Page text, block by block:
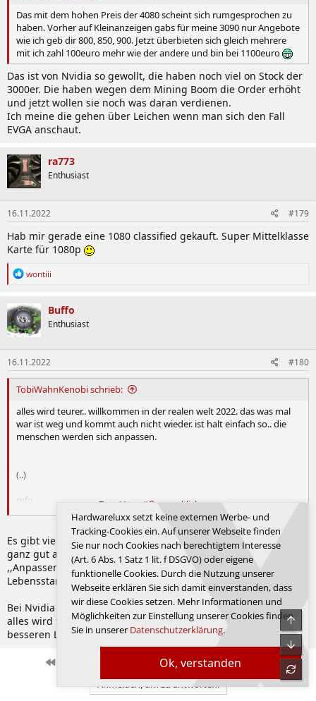
Das mit dem hohen Preis der 4080 scheint sich rumgesprochen zu
haben. Vorher auf Kleinanzeigen gabs für meine 3090 nur Angebote
wie ich geb dir 800, 850, 900. Jetzt überbieten sich gleich mehrere
mit ich zahl 100euro mehr wie der andere und bin bei 1100euro
Das ist von Nvidia so gewollt, die haben noch viel on Stock der
3000er. Die haben wegen dem Mining Boom die Order erhöht
und jetzt wollen sie noch was daran verdienen.
Ich meine die gehen über Leichen wenn man sich den Fall
EVGA anschaut.
ra773
Enthusiast
16.11.2022 #179
Hab mir gerade eine 1080 classified gekauft. Super Mittelklasse
Karte für 1080p
R
k
t
i
o
n
e
n
:
wontiii
Buffo
Enthusiast
16.11.2022 #180
TobiWahnKenobi schrieb:
alles wird teurer.. willkommen in der realen welt 2022. das was mal
war ist weg und kommt auch nicht wieder. ist halt einfach so.. die
menschen werden sich anpassen.
(..)
mfg
tobi
Zum Vergrößern anklicken....
Es gibt viele, mich eingeschlossen, die die Lage aktuell noch
ganz gut aushalten. Es gibt aber auch viele, bei denen dieses
,,Anpassen" irgendwas zwischen Hobbyaufgabe und
Lebensstandard auf Hartz 4 bedeutet, bei Vollzeitarbeit.
Bei Nvidia ist die Preisgestaltung aber auch nur zum Teil mit ,,
alles wird teurer " erklärbar, da ist auch viel Gier nach
besseren Lederjacken im Spiel.
6 von 10 Nächste Letzte
Anmelden, um zu antworten.
Ok, verstanden
Hardwareluxx setzt keine externen Werbe- und
Tracking-Cookies ein. Auf unserer Webseite finden
Sie nur noch Cookies nach berechtigtem Interesse
(Art. 6 Abs. 1 Satz 1 lit. f DSGVO) oder eigene
funktionelle Cookies. Durch die Nutzung unserer
Webseite erklären Sie sich damit einverstanden, dass
wir diese Cookies setzen. Mehr Informationen und
Möglichkeiten zur Einstellung unserer Cookies finden
Sie in unserer Datenschutzerklärung.